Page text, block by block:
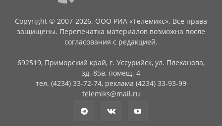
Copyright © 2007-2026. ООО РИА «Телемикс». Все права
защищены. Перепечатка материалов возможна после
согласования с редакцией.
692519, Приморский край, г. Уссурийск, ул. Плеханова,
зд. 85в, помещ. 4
тел. (4234) 33-72-74, реклама (4234) 33-93-99
telemiks@mail.ru